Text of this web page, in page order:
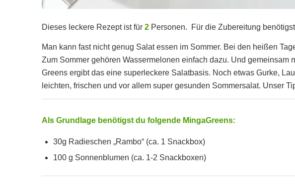
Dieses leckere Rezept ist für 2Personen. Für die Zubereitung
Man kann fast nicht genug Salat essen im Sommer. Bei den heißen
Zum Sommer gehören Wassermelonen einfach dazu. Und gemeinsam
Greens ergibt das eine superleckere Salatbasis. Noch etwas Gurke,
leichten, frischen und vor allem super gesunden Sommersalat. Unser
Als Grundlage benötigst du folgende MingaGreens:
30g Radieschen „Rambo“ (ca. 1 Snackbox)
100 g Sonnenblumen (ca. 1-2 Snackboxen)